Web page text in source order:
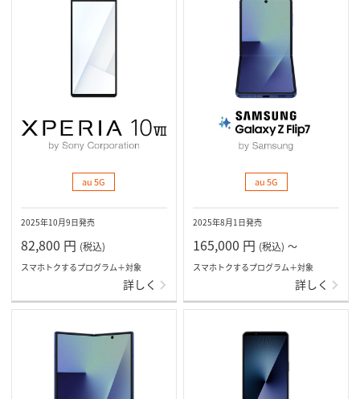
au 5G
2025年10月9日発売
82,800 円 (税込)
スマホトクするプログラム＋対象
詳しく
au 5G
2025年8月1日発売
165,000 円 (税込) ～
スマホトクするプログラム＋対象
詳しく